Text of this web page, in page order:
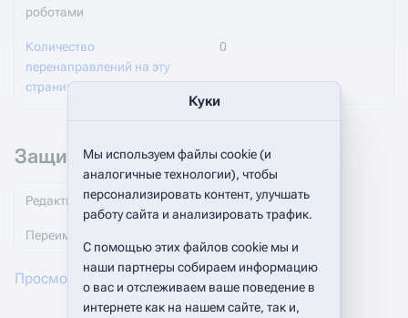
роботами
Количество
перенаправлений на эту
страницу
0
Защита страницы
Редактирование Без защиты (бессрочно)
Переименование
Просмотреть журнал защиты этой страницы
Куки
Мы используем файлы cookie (и
аналогичные технологии), чтобы
персонализировать контент, улучшать
работу сайта и анализировать трафик.
С помощью этих файлов cookie мы и
наши партнеры собираем информацию
о вас и отслеживаем ваше поведение в
интернете как на нашем сайте, так и,